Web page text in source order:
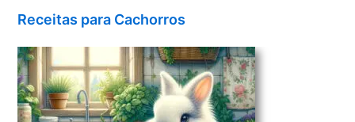
Receitas para Cachorros